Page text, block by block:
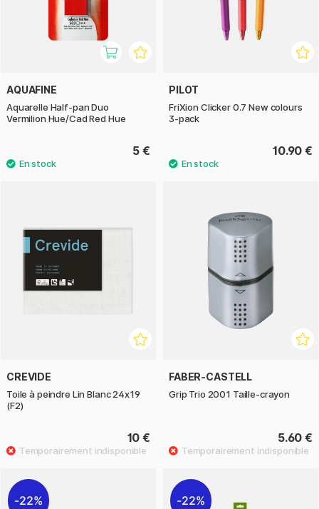
AQUAFINE
Aquarelle Half-pan Duo
Vermilion Hue/Cad Red Hue
5 €
PILOT
FriXion Clicker 0.7 New colours
3-pack
10.90 €
CREVIDE
Toile à peindre Lin Blanc 24x19
(F2)
10 €
FABER-CASTELL
Grip Trio 2001 Taille-crayon
5.60 €
22% 22%